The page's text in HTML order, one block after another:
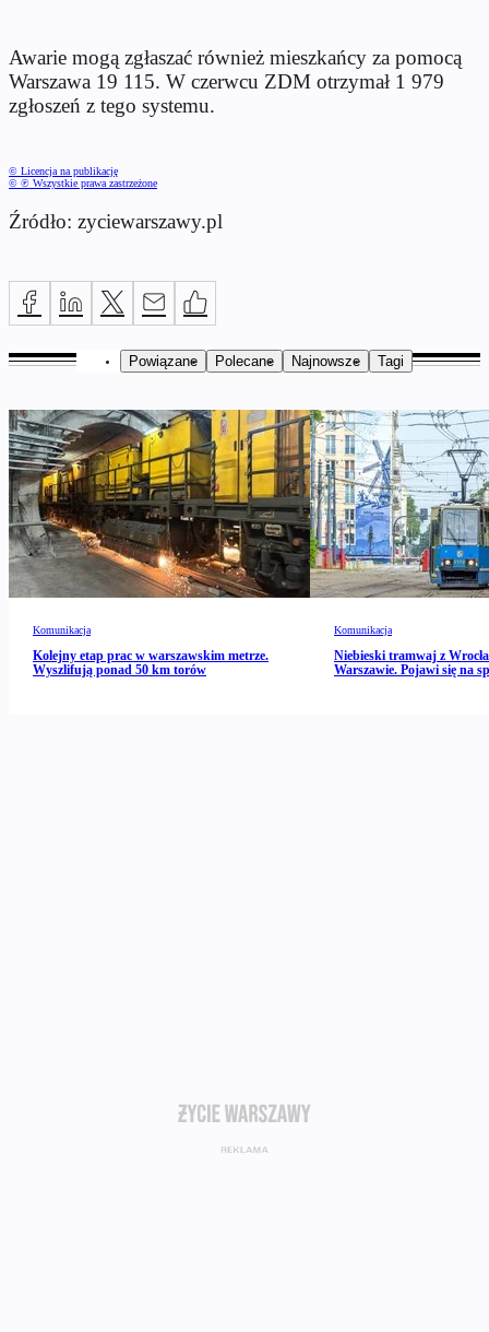
Awarie mogą zgłaszać również mieszkańcy za pomocą
Warszawa 19 115. W czerwcu ZDM otrzymał 1 979
zgłoszeń z tego systemu.
© Licencja na publikację
© ℗ Wszystkie prawa zastrzeżone
Źródło: zyciewarszawy.pl
Powiązane Polecane Najnowsze Tagi
Komunikacja
Kolejny etap prac w warszawskim metrze.
Wyszlifują ponad 50 km torów
Komunikacja
Niebieski tramwaj z
Warszawie. Pojawi się na